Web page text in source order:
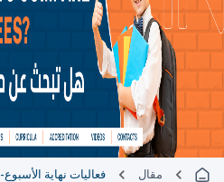
مقال فعاليات نهاية الأسبوع - 29 إلى 31 مايو